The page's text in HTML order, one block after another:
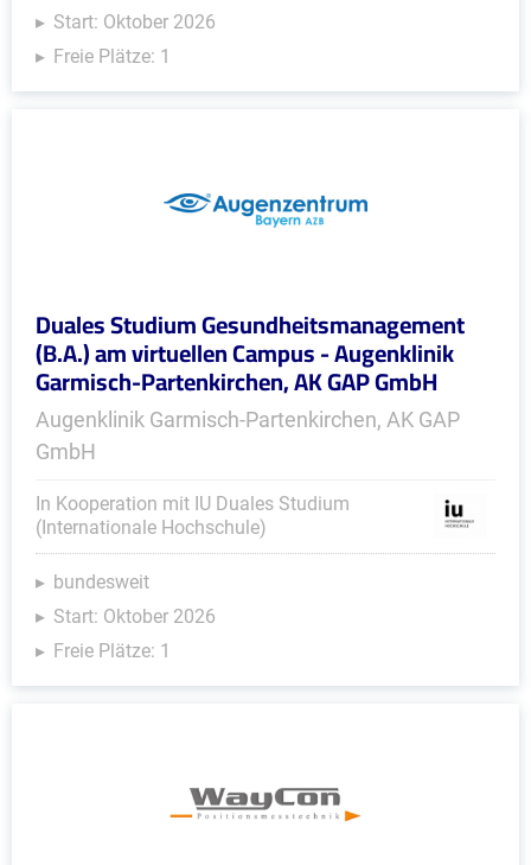
Start: Oktober 2026
Freie Plätze: 1
Duales Studium Gesundheitsmanagement
(B.A.) am virtuellen Campus - Augenklinik
Garmisch-Partenkirchen, AK GAP GmbH
Augenklinik Garmisch-Partenkirchen, AK GAP
GmbH
In Kooperation mit IU Duales Studium
(Internationale Hochschule)
bundesweit
Start: Oktober 2026
Freie Plätze: 1